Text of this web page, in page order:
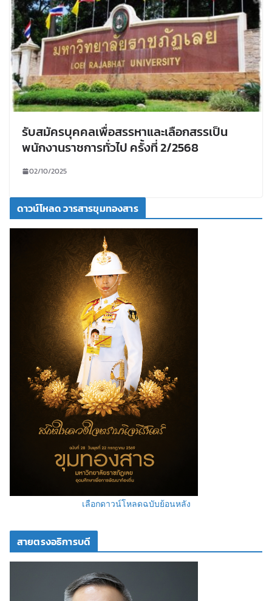
รับสมัครบุคคลเพื่อสรรหาและเลือกสรรเป็น
พนักงานราชการทั่วไป ครั้งที่ 2/2568
02/10/2025
ดาวน์โหลด วารสารขุมทองสาร
เลือกดาวน์โหลดฉบับย้อนหลัง
สายตรงอธิการบดี